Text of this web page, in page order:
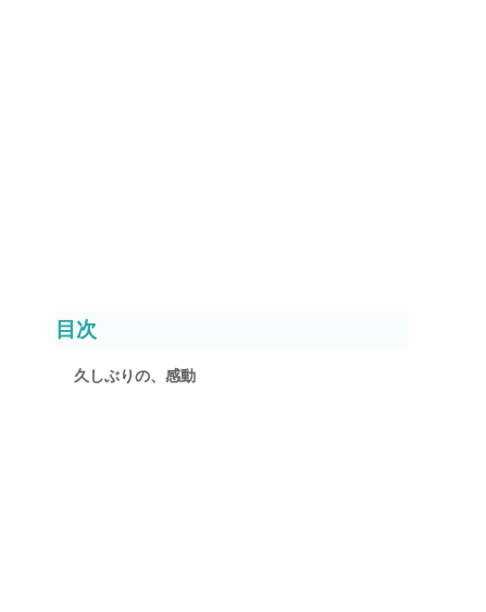
目次
久しぶりの、感動